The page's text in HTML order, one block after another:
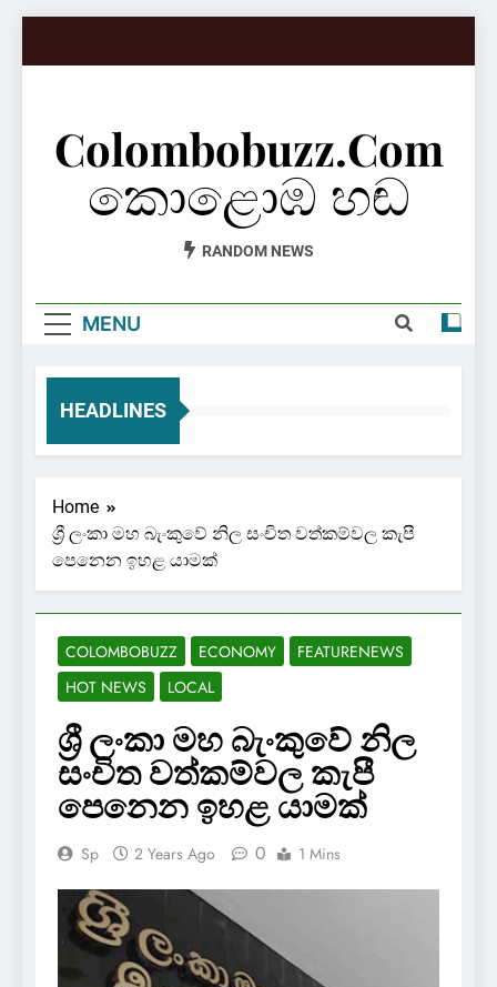
Colombobuzz.com
කොළොඹ හඬ
RANDOM NEWS
MENU
HEADLINES
Home
ශ්‍රී ලංකා මහ බැංකුවේ නිල සංචිත වත්කම්වල කැපී
පෙනෙන ඉහළ යාමක්
COLOMBOBUZZ ECONOMY
FEATURENEWS
HOT NEWS
LOCAL
ශ්‍රී ලංකා මහ බැංකුවේ නිල
සංචිත වත්කම්වල කැපී
පෙනෙන ඉහළ යාමක්
Sp 2 Years Ago 0 1 Mins